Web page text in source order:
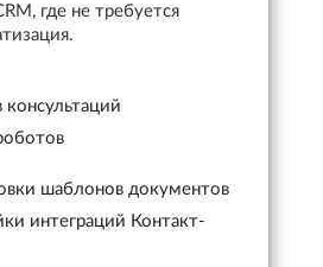
где не требуется
консультаций
шаблонов документов
интеграций Контакт-